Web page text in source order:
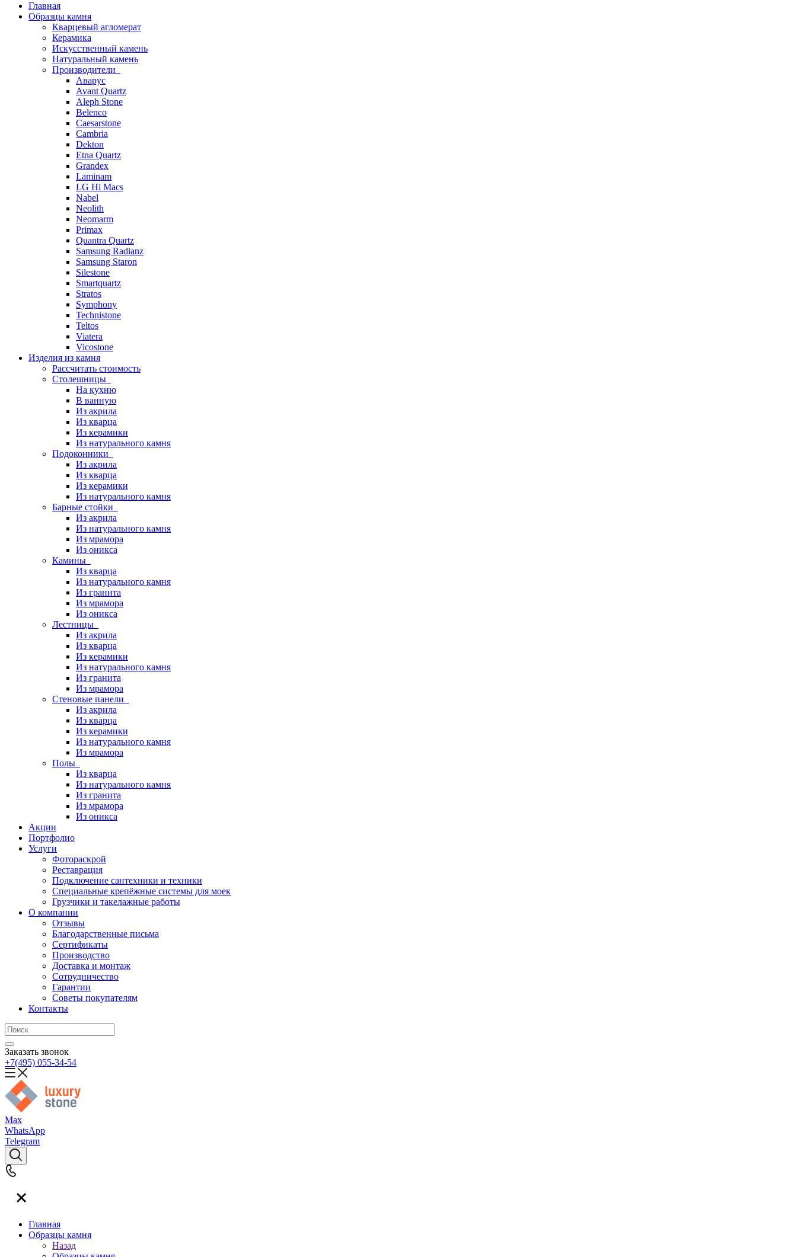
Главная
Образцы камня
Кварцевый агломерат
Керамика
Искусственный камень
Натуральный камень
Производители
Аварус
Avant Quartz
Aleph Stone
Belenco
Caesarstone
Cambria
Dekton
Etna Quartz
Grandex
Laminam
LG Hi Macs
Nabel
Neolith
Neomarm
Primax
Quantra Quartz
Samsung Radianz
Samsung Staron
Silestone
Smartquartz
Stratos
Symphony
Technistone
Teltos
Viatera
Vicostone
Изделия из камня
Рассчитать стоимость
Столешницы
На кухню
В ванную
Из акрила
Из кварца
Из керамики
Из натурального камня
Подоконники
Из акрила
Из кварца
Из керамики
Из натурального камня
Барные стойки
Из акрила
Из натурального камня
Из мрамора
Из оникса
Камины
Из кварца
Из натурального камня
Из гранита
Из мрамора
Из оникса
Лестницы
Из акрила
Из кварца
Из керамики
Из натурального камня
Из гранита
Из мрамора
Стеновые панели
Из акрила
Из кварца
Из керамики
Из натурального камня
Из мрамора
Полы
Из кварца
Из натурального камня
Из гранита
Из мрамора
Из оникса
Акции
Портфолио
Услуги
Фотораскрой
Реставрация
Подключение сантехники и техники
Специальные крепёжные системы для моек
Грузчики и такелажные работы
О компании
Отзывы
Благодарственные письма
Сертификаты
Производство
Доставка и монтаж
Сотрудничество
Гарантии
Советы покупателям
Контакты
Заказать звонок
+7(495) 055-34-54
Max
WhatsApp
Telegram
Главная
Образцы камня
Назад